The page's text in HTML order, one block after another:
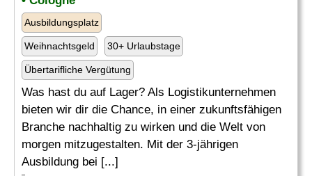
Ausbildungsplatz
Weihnachtsgeld 30+ Urlaubstage
Übertarifliche Vergütung
Was hast du auf Lager? Als Logistikunternehmen
bieten wir dir die Chance, in einer zukunftsfähigen
Branche nachhaltig zu wirken und die Welt von
morgen mitzugestalten. Mit der 3-jährigen
Ausbildung bei [...]